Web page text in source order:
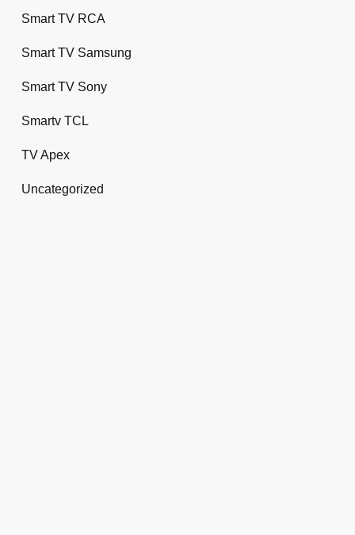
Smart TV RCA
Smart TV Samsung
Smart TV Sony
Smartv TCL
TV Apex
Uncategorized